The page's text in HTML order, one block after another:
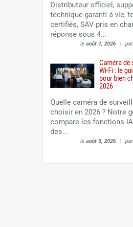
Distributeur officiel,
technique garanti à vie,
certifiés, SAV pris en
réponse sous 4...
le août 7, 2026 | par
Caméra de
Wi-Fi : le
pour bien
2026
Quelle caméra de
choisir en 2026 ? Notre
compare les fonctions
des...
le août 3, 2026 | par